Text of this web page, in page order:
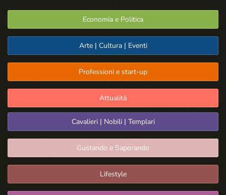
Economia e Politica
Arte | Cultura | Eventi
Professioni e start-up
Attualità
Cavalieri | Nobili | Templari
Gustando e Saporando
Lifestyle